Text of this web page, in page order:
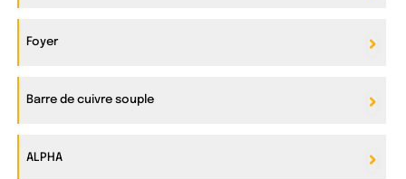
Foyer
Barre de cuivre souple
ALPHA